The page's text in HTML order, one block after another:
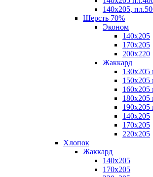
140х205,
Шерсть 70%
Эконом
140х205
170х205
200х220
Жаккард
130х205
150х205
160х205
180х205
190х205
140х205
170х205
220х205
Хлопок
Жаккард
140x205
170х205